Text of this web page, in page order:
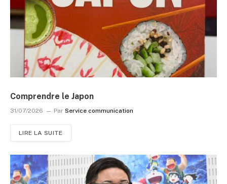
Comprendre le Japon
31/07/2026 Par Service communication
LIRE LA SUITE